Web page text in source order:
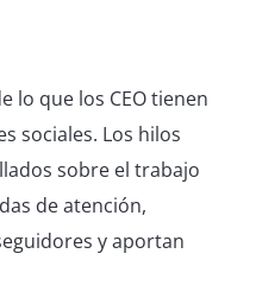
lo que los CEO tienen
sociales. Los hilos
sobre el trabajo
de atención,
y aportan